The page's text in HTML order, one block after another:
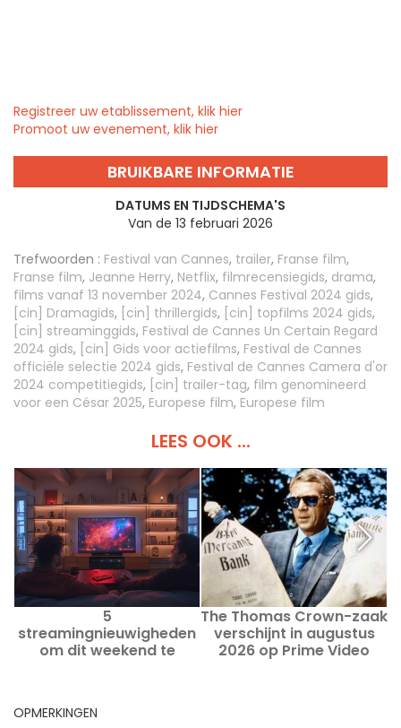
Registreer uw etablissement, klik hier
Promoot uw evenement, klik hier
BRUIKBARE INFORMATIE
DATUMS EN TIJDSCHEMA'S
Van de 13 februari 2026
Trefwoorden : Festival van Cannes, trailer, Franse film,
Franse film, Jeanne Herry, Netflix, filmrecensiegids, drama,
films vanaf 13 november 2024, Cannes Festival 2024 gids,
[cin] Dramagids, [cin] thrillergids, [cin] topfilms 2024 gids,
[cin] streaminggids, Festival de Cannes Un Certain Regard
2024 gids, [cin] Gids voor actiefilms, Festival de Cannes
officiële selectie 2024 gids, Festival de Cannes Camera d'or
2024 competitiegids, [cin] trailer-tag, film genomineerd
voor een César 2025, Europese film, Europese film
LEES OOK ...
5
streamingnieuwigheden
om dit weekend te
The Thomas Crown-zaak
verschijnt in augustus
2026 op Prime Video
OPMERKINGEN